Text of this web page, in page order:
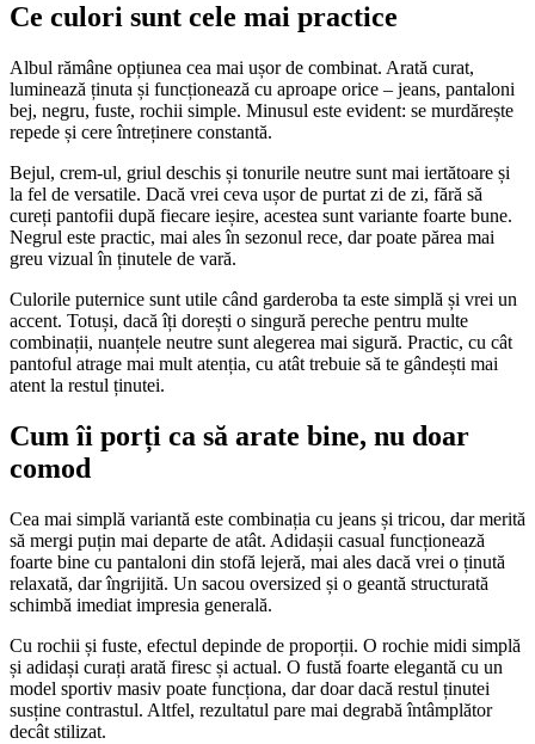
Ce culori sunt cele mai practice
Albul rămâne opțiunea cea mai ușor de combinat. Arată curat,
luminează ținuta și funcționează cu aproape orice – jeans, pantaloni
bej, negru, fuste, rochii simple. Minusul este evident: se murdărește
repede și cere întreținere constantă.
Bejul, crem-ul, griul deschis și tonurile neutre sunt mai iertătoare și
la fel de versatile. Dacă vrei ceva ușor de purtat zi de zi, fără să
cureți pantofii după fiecare ieșire, acestea sunt variante foarte bune.
Negrul este practic, mai ales în sezonul rece, dar poate părea mai
greu vizual în ținutele de vară.
Culorile puternice sunt utile când garderoba ta este simplă și vrei un
accent. Totuși, dacă îți dorești o singură pereche pentru multe
combinații, nuanțele neutre sunt alegerea mai sigură. Practic, cu cât
pantoful atrage mai mult atenția, cu atât trebuie să te gândești mai
atent la restul ținutei.
Cum îi porți ca să arate bine, nu doar
comod
Cea mai simplă variantă este combinația cu jeans și tricou, dar merită
să mergi puțin mai departe de atât. Adidașii casual funcționează
foarte bine cu pantaloni din stofă lejeră, mai ales dacă vrei o ținută
relaxată, dar îngrijită. Un sacou oversized și o geantă structurată
schimbă imediat impresia generală.
Cu rochii și fuste, efectul depinde de proporții. O rochie midi simplă
și adidași curați arată firesc și actual. O fustă foarte elegantă cu un
model sportiv masiv poate funcționa, dar doar dacă restul ținutei
susține contrastul. Altfel, rezultatul pare mai degrabă întâmplător
decât stilizat.